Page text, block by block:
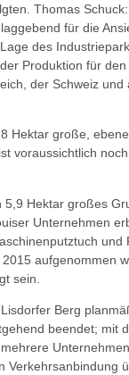
Thomas
für die
des
Produktion für
der Schweiz
Hektar große,
voraussichtlich
5,9 Hektar großes
Unternehmen
und
aufgenommen
sein.
Berg
beendet; mit